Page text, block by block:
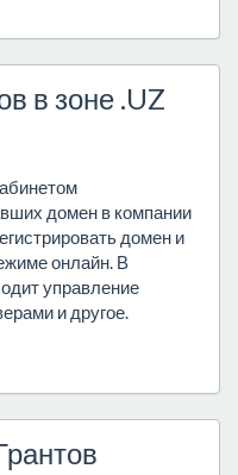
в зоне .UZ
домен в компании
домен и
онлайн. В
управление
и другое.